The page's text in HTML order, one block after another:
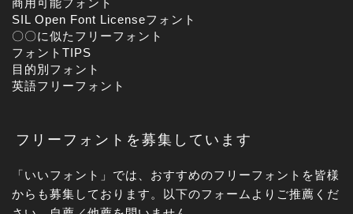
商用可能フォント
SIL Open Font Licenseフォント
〇〇に似たフリーフォント
フォントTIPS
目的別フォント
英語フリーフォント
フリーフォントを募集しています
「いいフォント」では、おすすめのフリーフォントを皆様
からも募集しております。以下のフォームよりご推薦くだ